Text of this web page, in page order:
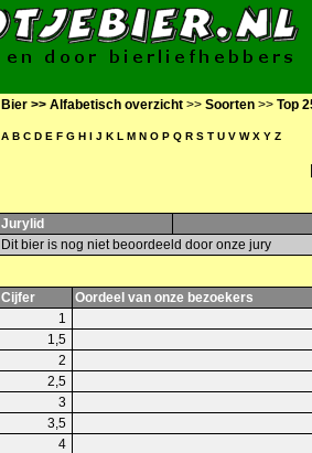
Bier >> Alfabetisch overzicht >> Soorten >> Top
A B C D E F G H I J K L M N O P Q R S T U V W X Y Z
Jurylid
Dit bier is nog niet beoordeeld door onze jury
Cijfer
Oordeel van onze bezoekers
1
1,5
2
2,5
3
3,5
4